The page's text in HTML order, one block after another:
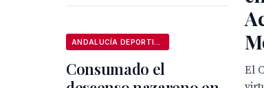
El
Consumado el